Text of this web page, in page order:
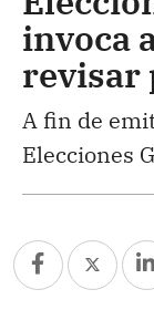
invoca
revisar
A fin de
Elecciones